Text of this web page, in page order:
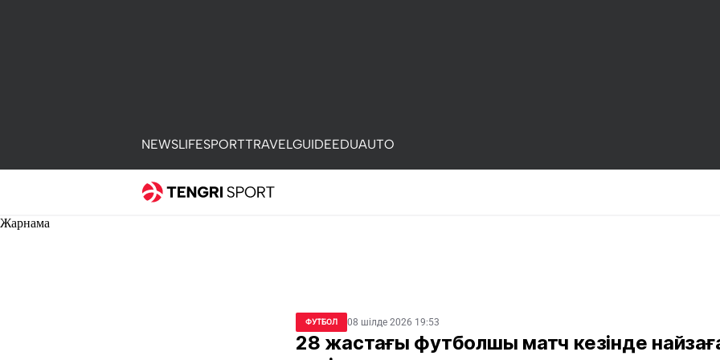
NEWSLIFESPORTTRAVELGUIDEEDUAUTO
Жарнама
ФУТБОЛ 08 шілде 2026 19:53
28 жастағы футболшы матч кезінде